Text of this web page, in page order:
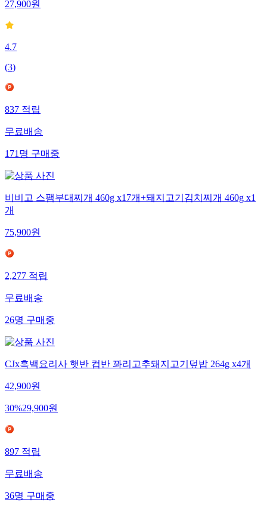
27,900원
4.7
(3)
837적립
무료배송
171명구매중
비비고 스팸부대찌개 460g x17개+돼지고기김치찌개 460g x1
개
75,900원
2,277적립
무료배송
26명구매중
CJx흑백요리사 햇반 컵반 꽈리고추돼지고기덮밥 264g x4개
42,900원
30%29,900원
897적립
무료배송
36명구매중